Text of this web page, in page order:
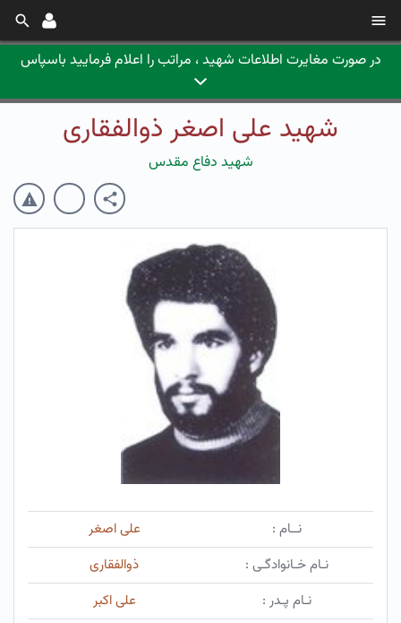
در صورت مغایرت اطلاعات شهید ، مراتب را اعلام فرمایید باسپاس
شهید علی اصغر ذوالفقاری
شهید دفاع مقدس
نــام :
علی اصغر
نـام خـانوادگـی :
ذوالفقاری
نـام پـدر :
علی اکبر